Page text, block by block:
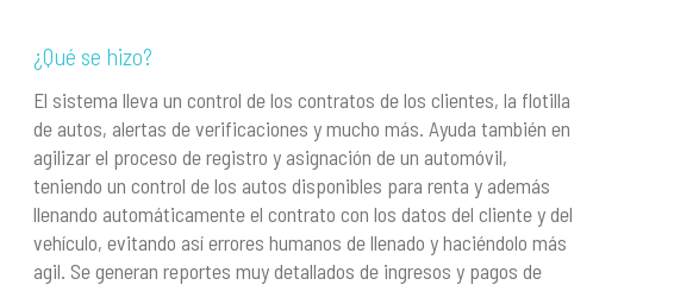
¿Qué se hizo?
El sistema lleva un control de los contratos de los clientes, la flotilla
de autos, alertas de verificaciones y mucho más. Ayuda también en
agilizar el proceso de registro y asignación de un automóvil,
teniendo un control de los autos disponibles para renta y además
llenando automáticamente el contrato con los datos del cliente y del
vehículo, evitando así errores humanos de llenado y haciéndolo más
agil. Se generan reportes muy detallados de ingresos y pagos de